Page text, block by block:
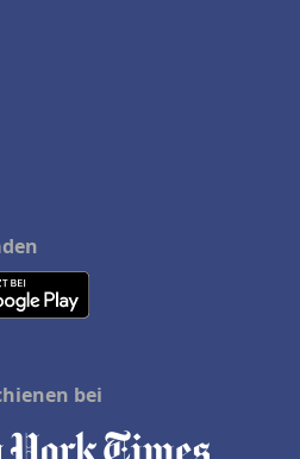
bei